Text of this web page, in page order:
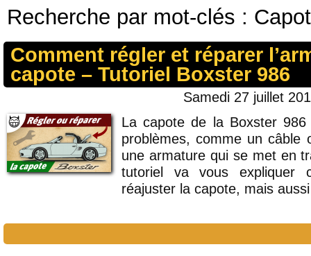
Recherche par mot-clés :
Comment régler et réparer
capote – Tutoriel Boxster 986
Samedi 27 juillet
La capote de la Boxster
problèmes, comme un câble
une armature qui se met en
tutoriel va vous expliquer
réajuster la capote, mais